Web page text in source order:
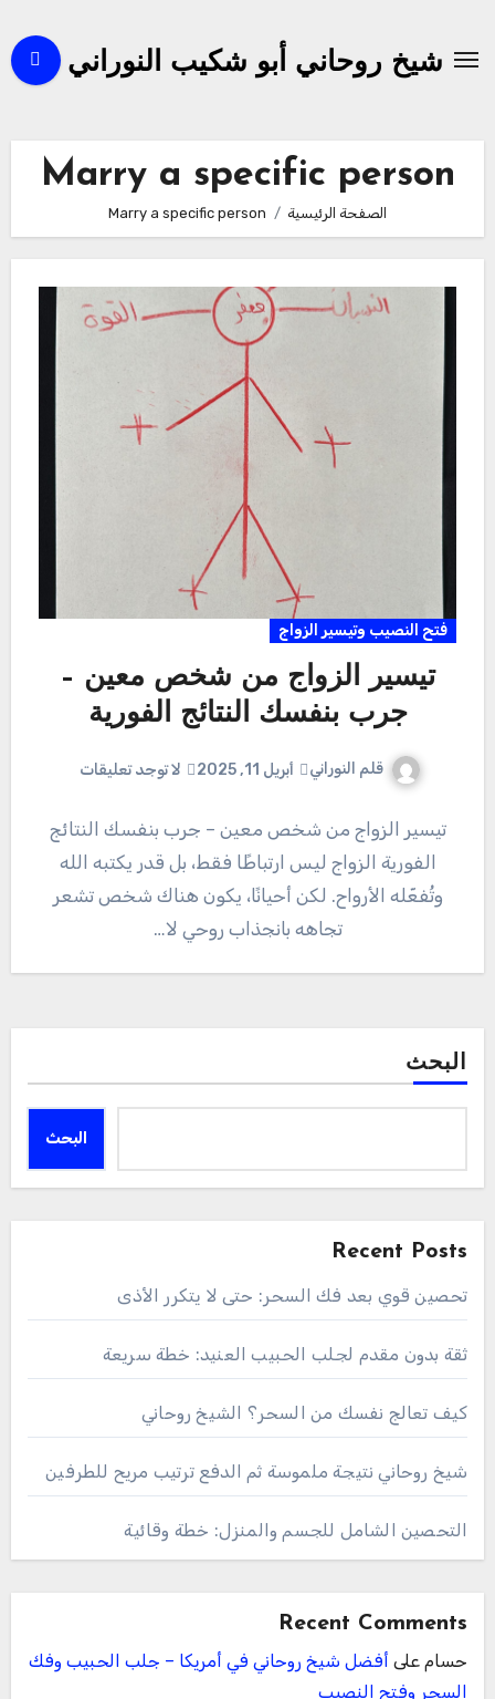
المحتوىشيخ روحاني أبو شكيب النوراني
Marry a specific person
الصفحة الرئيسية Marry a specific person
فتح النصيب وتيسير الزواج
تيسير الزواج من شخص معين –
جرب بنفسك النتائج الفورية
قلم النوراني أبريل 11, 2025 لا توجد تعليقات
تيسير الزواج من شخص معين – جرب بنفسك النتائج
الفورية الزواج ليس ارتباطًا فقط، بل قدر يكتبه الله
وتُفعّله الأرواح. لكن أحيانًا، يكون هناك شخص تشعر
تجاهه بانجذاب روحي لا…
البحث
البحث
Recent Posts
تحصين قوي بعد فك السحر: حتى لا يتكرر الأذى
ثقة بدون مقدم لجلب الحبيب العنيد: خطة سريعة
كيف تعالج نفسك من السحر؟ الشيخ روحاني
شيخ روحاني نتيجة ملموسة ثم الدفع ترتيب مريح للطرفين
التحصين الشامل للجسم والمنزل: خطة وقائية
Recent Comments
حسامعلى أفضل شيخ روحاني في أمريكا – جلب الحبيب وفك
السحر وفتح النصيب